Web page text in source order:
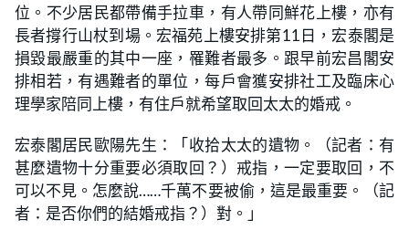
位。不少居民都帶備手拉車，有人帶同鮮花上樓，亦有
長者撐行山杖到場。宏福苑上樓安排第11日，宏泰閣是
損毀最嚴重的其中一座，罹難者最多。跟早前宏昌閣安
排相若，有遇難者的單位，每戶會獲安排社工及臨床心
理學家陪同上樓，有住戶就希望取回太太的婚戒。
宏泰閣居民歐陽先生：「收拾太太的遺物。（記者：有
甚麼遺物十分重要必須取回？）戒指，一定要取回，不
可以不見。怎麼說……千萬不要被偷，這是最重要。（記
者：是否你們的結婚戒指？）對。」